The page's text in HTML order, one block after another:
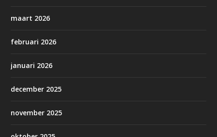
maart 2026
februari 2026
januari 2026
december 2025
november 2025